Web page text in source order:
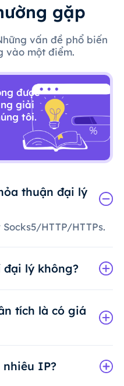
gặp
vấn đề phổ biến
vào một điểm.
được
giải
tôi.
thuận đại lý
HTTP/HTTPs.
đại lý không?
tích là có giá
nhiêu IP?